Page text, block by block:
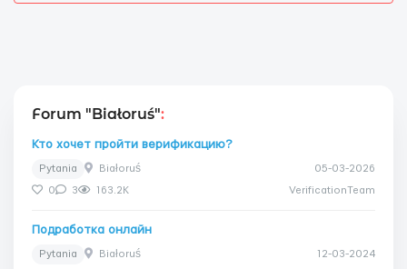
Forum "Białoruś":
Кто хочет пройти верификацию?
Pytania Białoruś 05-03-2026
0 3 163.2K VerificationTeam
Подработка онлайн
Pytania Białoruś 12-03-2024